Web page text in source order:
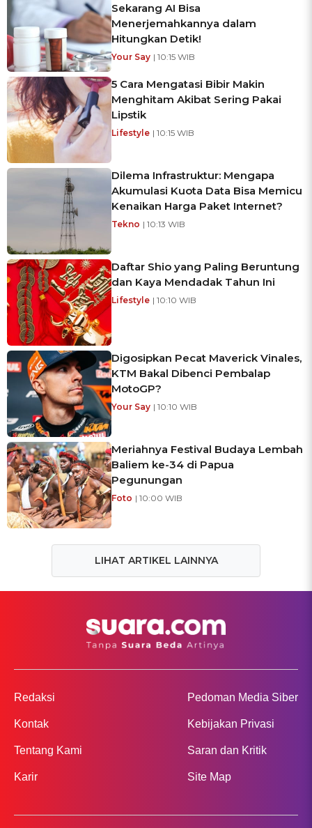
Sekarang AI Bisa
Menerjemahkannya dalam
Hitungkan Detik!
Your Say | 10:15 WIB
5 Cara Mengatasi Bibir Makin
Menghitam Akibat Sering Pakai
Lipstik
Lifestyle | 10:15 WIB
Dilema Infrastruktur: Mengapa
Akumulasi Kuota Data Bisa Memicu
Kenaikan Harga Paket Internet?
Tekno | 10:13 WIB
Daftar Shio yang Paling Beruntung
dan Kaya Mendadak Tahun Ini
Lifestyle | 10:10 WIB
Digosipkan Pecat Maverick Vinales,
KTM Bakal Dibenci Pembalap
MotoGP?
Your Say | 10:10 WIB
Meriahnya Festival Budaya Lembah
Baliem ke-34 di Papua
Pegunungan
Foto | 10:00 WIB
LIHAT ARTIKEL LAINNYA
Redaksi
Kontak
Tentang Kami
Karir
Pedoman Media Siber
Kebijakan Privasi
Saran dan Kritik
Site Map